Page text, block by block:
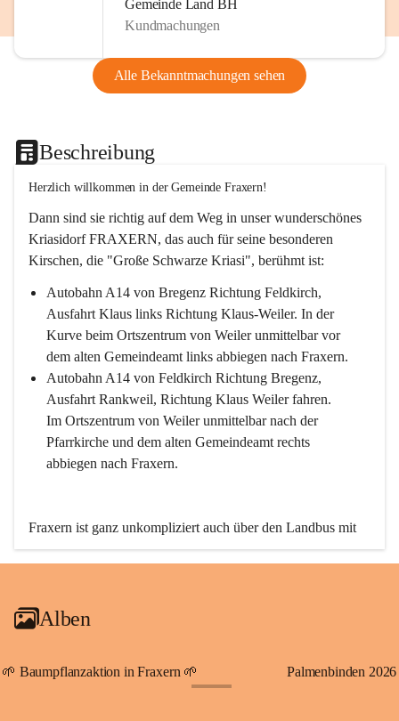
Gemeinde Land BH
Kundmachungen
Alle Bekanntmachungen sehen
Beschreibung
Herzlich willkommen in der Gemeinde Fraxern!
Dann sind sie richtig auf dem Weg in unser wunderschönes
Kriasidorf FRAXERN, das auch für seine besonderen
Kirschen, die "Große Schwarze Kriasi", berühmt ist:
Autobahn A14 von Bregenz Richtung Feldkirch,
Ausfahrt Klaus links Richtung Klaus-Weiler. In der
Kurve beim Ortszentrum von Weiler unmittelbar vor
dem alten Gemeindeamt links abbiegen nach Fraxern.
Autobahn A14 von Feldkirch Richtung Bregenz,
Ausfahrt Rankweil, Richtung Klaus Weiler fahren.
Im Ortszentrum von Weiler unmittelbar nach der
Pfarrkirche und dem alten Gemeindeamt rechts
abbiegen nach Fraxern.
Fraxern ist ganz unkompliziert auch über den Landbus mit
den öffentlichen Verkehrsmitteln zu erreichen. Die Linie
An Samstagen, Sonn- und Feiertagen können Sie bequem
persönlichen Linienbus zur gewünschten Zeit zu Ihrer
Haltestelle bestellen. Sowohl von Weiler kommend nach
Alben
🌱 Baumpflanzaktion in Fraxern 🌱 Palmenbinden 2026